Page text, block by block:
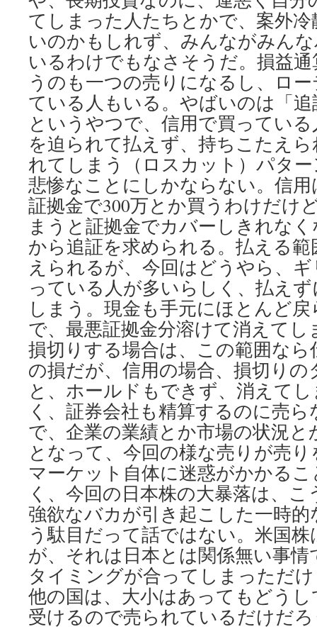
てしまった人たちとかで、案外
いのかもしれず、みんながみん
いるわけでもなさそうだ。損益
うのも一つの売りになるし、ロ
ている人もいる。やばいのは「
というやつで、信用で買ってい
を迫られて払えず、持ちこたえ
れてしまう（ロスカット）パタ
悲惨なことにしかならない。信用
証拠金で300万とか買うわけだけ
まうと証拠金でカバーしきれな
から追証を求められる。払える
えられるが、今回はどうやら、
っている人が多いらしく、払え
しまう。現金も手元にほとんど
で、最悪証拠金分溶けて消えて
損切りする場合は、この範囲な
の損だが、信用の場合、損切り
と、ホールドもできず、消えて
く、証券会社も精算するのに売
で、企業の業績とか市場の状況
となって、今回の様な売りが売
マーケット自体に迷惑がかかる
く、今回の日本株の大暴落は、
強欲なバカが引き起こした一時
う駄目だって話ではない。米国
が、それは日本とは関係無い事
タイミングが合ってしまっただ
他の国は、大小はあってもどう
受けるので売られているだけだ